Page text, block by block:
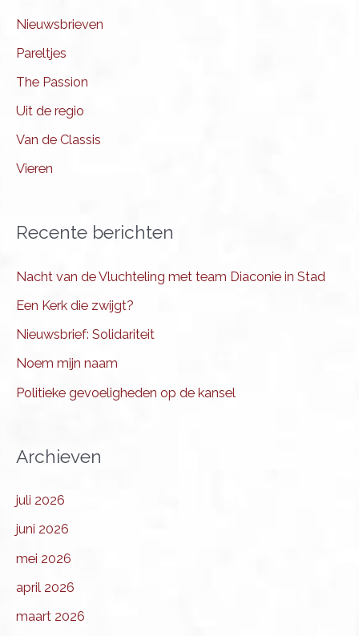
Nieuwsbrieven
Pareltjes
The Passion
Uit de regio
Van de Classis
Vieren
Recente berichten
Nacht van de Vluchteling met team Diaconie in Stad
Een Kerk die zwijgt?
Nieuwsbrief: Solidariteit
Noem mijn naam
Politieke gevoeligheden op de kansel
Archieven
juli 2026
juni 2026
mei 2026
april 2026
maart 2026